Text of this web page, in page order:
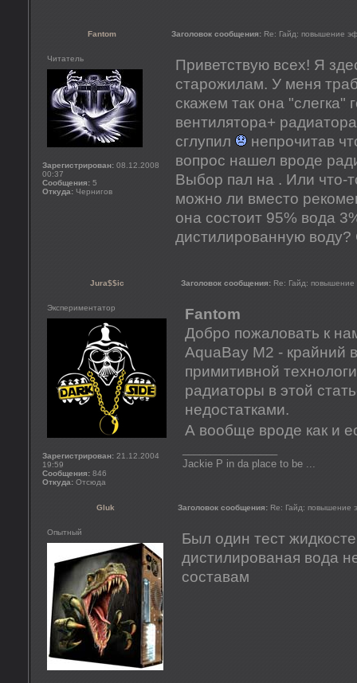
Fantom Заголовок сообщения: Re: Гайд: повышение
Читатель
Зарегистрирован: 08.12.2008
00:37
Сообщения: 5
Откуда: Чернигов
Приветствую всех! Я
старожилам. У меня
скажем так она "слегка"
вентилятора+
сглупил
непрочитав
вопрос нашел вроде
Выбор пал на . Или что-
можно ли вместо
она состоит 95% вода
дистилированную
Jura$$ic Заголовок сообщения: Re: Гайд:
Экспериментатор
Зарегистрирован: 21.12.2004
19:59
Сообщения: 846
Откуда: Отсюда
Fantom
Добро пожаловать к
AquaBay M2 - крайний
примитивной
радиаторы в этой
недостатками.
А вообще вроде как и
Jackie P in da place to be ...
Gluk Заголовок сообщения: Re: Гайд: повышение
Опытный
Был один тест
дистилированая вода
составам